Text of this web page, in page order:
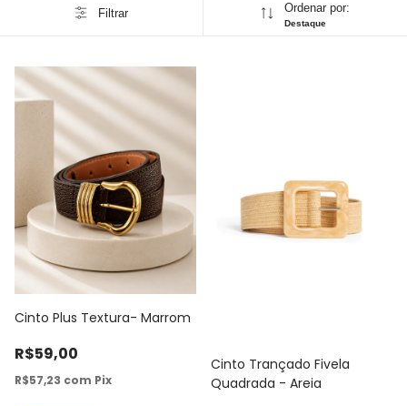
Filtrar Ordenar por:
Destaque
Cinto Plus Textura- Marrom
R$59,00
R$57,23 com Pix
Cinto Trançado Fivela
Quadrada - Areia